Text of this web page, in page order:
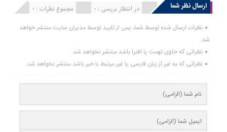
ارسال نظر شما
مجموع نظرات : 0 در انتظار بررسی : 0 انتشار یافته : 0
نظرات ارسال شده توسط شما، پس از تایید توسط مدیران سایت منتشر خواهد
شد.
نظراتی که حاوی تهمت یا افترا باشد منتشر نخواهد شد.
نظراتی که به غیر از زبان فارسی یا غیر مرتبط با خبر باشد منتشر نخواهد شد.